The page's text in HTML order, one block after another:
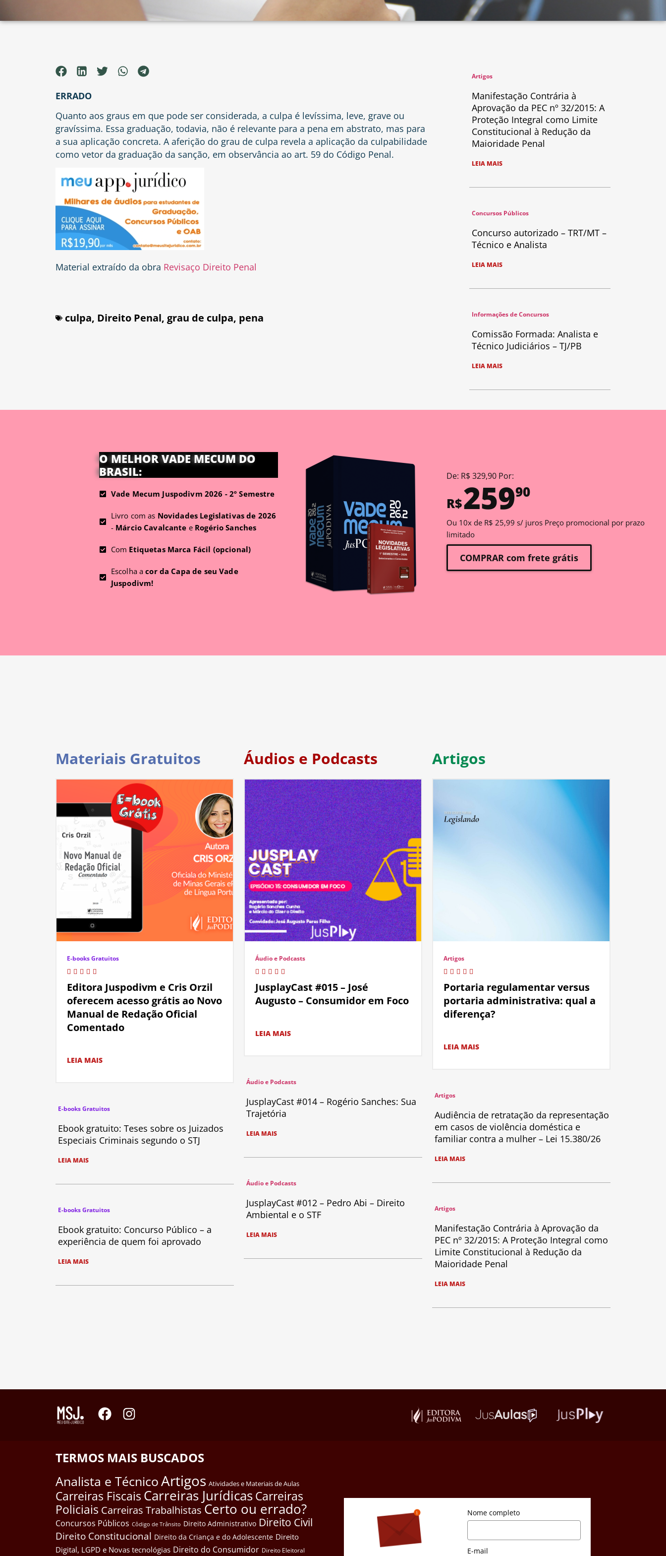
ERRADO
Quanto aos graus em que pode ser considerada, a culpa é levíssima, leve, grave ou
gravíssima. Essa graduação, todavia, não é relevante para a pena em abstrato, mas para
a sua aplicação concreta. A aferição do grau de culpa revela a aplicação da culpabilidade
como vetor da graduação da sanção, em observância ao art. 59 do Código Penal.
Material extraído da obra Revisaço Direito Penal
culpa, Direito Penal, grau de culpa, pena
Artigos
Manifestação Contrária à
Aprovação da PEC nº 32/2015: A
Proteção Integral como Limite
Constitucional à Redução da
Maioridade Penal
LEIA MAIS
Concursos Públicos
Concurso autorizado – TRT/MT –
Técnico e Analista
LEIA MAIS
Informações de Concursos
Comissão Formada: Analista e
Técnico Judiciários – TJ/PB
LEIA MAIS
O MELHOR VADE MECUM DO
BRASIL:
Vade Mecum Juspodivm 2026 - 2º Semestre
Livro com as Novidades Legislativas de 2026
- Márcio Cavalcante e Rogério Sanches
Com Etiquetas Marca Fácil (opcional)
Escolha acor da Capa de seu Vade
Juspodivm!
De: R$ 329,90 Por:
R$25990
Ou 10x de R$ 25,99 s/ juros Preço promocional por prazo
limitado
COMPRAR com frete grátis
Materiais Gratuitos
E-books Gratuitos
Editora Juspodivm e Cris Orzil
oferecem acesso grátis ao Novo
Manual de Redação Oficial
Comentado
LEIA MAIS
E-books Gratuitos
Ebook gratuito: Teses sobre os Juizados
Especiais Criminais segundo o STJ
LEIA MAIS
E-books Gratuitos
Ebook gratuito: Concurso Público – a
experiência de quem foi aprovado
LEIA MAIS
Áudios e Podcasts
Áudio e Podcasts
JusplayCast #015 – José
Augusto – Consumidor em Foco
LEIA MAIS
Áudio e Podcasts
JusplayCast #014 – Rogério Sanches: Sua
Trajetória
LEIA MAIS
Áudio e Podcasts
JusplayCast #012 – Pedro Abi – Direito
Ambiental e o STF
LEIA MAIS
Artigos
Artigos
Portaria regulamentar versus
portaria administrativa: qual a
diferença?
LEIA MAIS
Artigos
Audiência de retratação da representação
em casos de violência doméstica e
familiar contra a mulher – Lei 15.380/26
LEIA MAIS
Artigos
Manifestação Contrária à Aprovação da
PEC nº 32/2015: A Proteção Integral como
Limite Constitucional à Redução da
Maioridade Penal
LEIA MAIS
TERMOS MAIS BUSCADOS
Analista e TécnicoArtigos Atividades e Materiais de Aulas
Carreiras Fiscais Carreiras JurídicasCarreiras
Policiais Carreiras Trabalhistas Certo ou errado?
Concursos Públicos Côdigo de Trânsito Direito Administrativo Direito Civil
Direito Constitucional Direito da Criança e do Adolescente Direito
Digital, LGPD e Novas tecnológias Direito do Consumidor Direito Eleitoral
Nome completo
E-mail